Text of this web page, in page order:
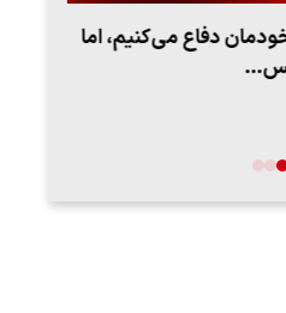
از زاویه جدید